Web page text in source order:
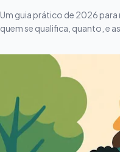
Um guia prático de 2026
quem se qualifica, quanto, e